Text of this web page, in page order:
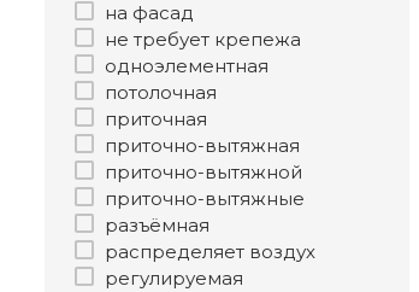
на фасад
не требует крепежа
одноэлементная
потолочная
приточная
приточно-вытяжная
приточно-вытяжной
приточно-вытяжные
разъёмная
распределяет воздух
регулируемая